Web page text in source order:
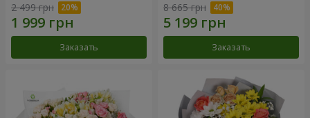
2 499 грн
Заказать
8 665 грн
Заказать